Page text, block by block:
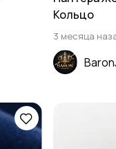
Кольцо
3 месяца